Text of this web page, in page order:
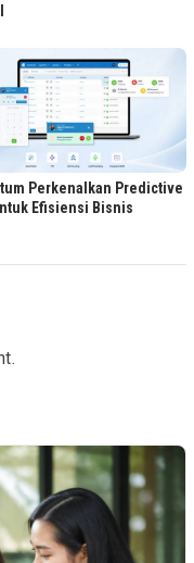
Perkenalkan Predictive
Efisiensi Bisnis